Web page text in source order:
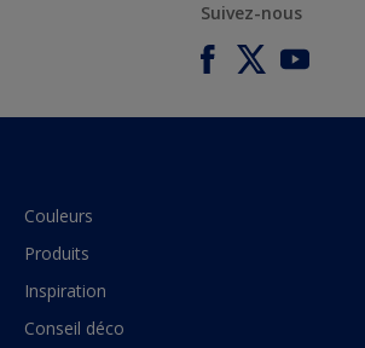
Suivez-nous
Couleurs
Produits
Inspiration
Conseil déco